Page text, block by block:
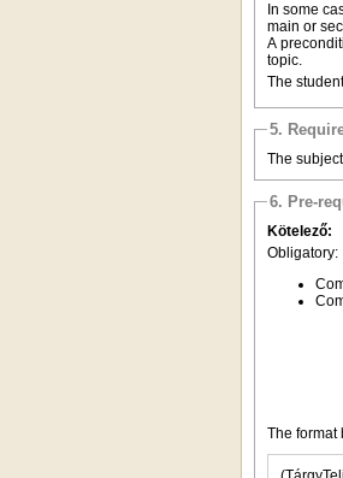
In some
main or
A
topic.
The
5.
The
6. Pre-
Kötelező:
Obligatory:
The format